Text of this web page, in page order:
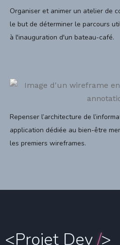
Organiser et animer un atelier de
le but de déterminer le parcours
à l'inauguration d'un bateau-café.
Repenser l’architecture de
application dédiée au bien-être
les premiers wireframes.
<Projet Dev/>